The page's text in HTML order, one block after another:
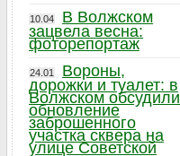
10.04
В Волжском
зацвела весна:
фоторепортаж
24.01
Вороны,
дорожки и туалет: в
Волжском обсудили
обновление
заброшенного
участка сквера на
улице Советской